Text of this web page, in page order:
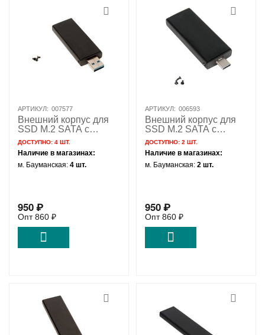
АРТИКУЛ: 007577
Внешний корпус для
SSD M.2 SATA с
разъемом USB 3.1 /
NFHK N-30Y
ДОСТУПНО:4 ШТ.
Наличие в магазинах:
м. Бауманская:4 шт.
950₽
Опт860 ₽
АРТИКУЛ: 006593
Внешний корпус для
SSD M.2 SATA с
разъемом USB-C /
NFHK N-30Y
ДОСТУПНО:2 ШТ.
Наличие в магазинах:
м. Бауманская:2 шт.
950₽
Опт860 ₽